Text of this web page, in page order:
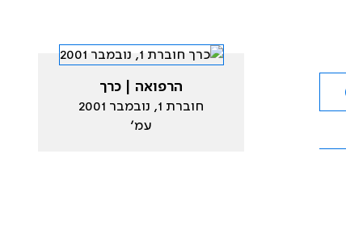
הרפואה | כרך
חוברת 1, נובמבר 2001
עמ׳